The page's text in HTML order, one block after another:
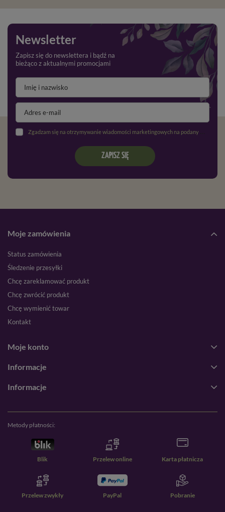
Newsletter
Zapisz się do newslettera i bądź na
bieżąco z aktualnymi promocjami
Zgadzam się na otrzymywanie wiadomości marketingowych na podany adres e-mail oraz przetwarzanie danych osobowych zgodnie z
ZAPISZ SIĘ
Moje zamówienia
Status zamówienia
Śledzenie przesyłki
Chcę zareklamować produkt
Chcę zwrócić produkt
Chcę wymienić towar
Kontakt
Moje konto
Informacje
Informacje
Metody płatności:
Blik Przelew online Karta płatnicza
Przelew zwykły PayPal Pobranie